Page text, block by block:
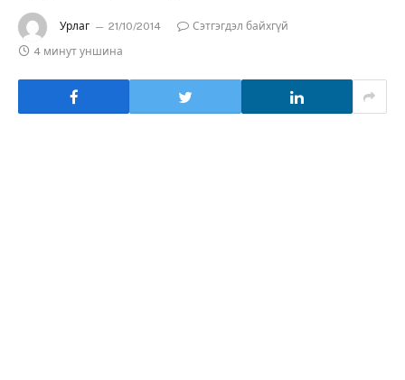
Урлаг 21/10/2014
Сэтгэгдэл байхгүй
4 минут уншина